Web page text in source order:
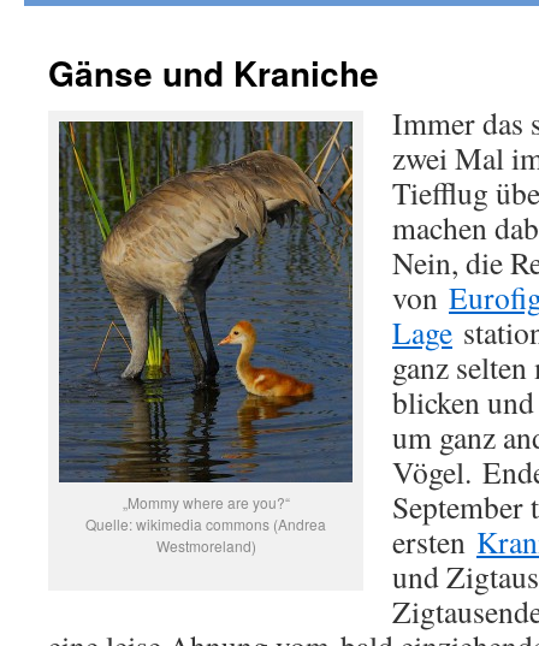
Gänse und Kraniche
„Mommy where are you?“
Quelle: wikimedia commons (Andrea
Westmoreland)
Immer das
zwei Mal
Tiefflug
machen
Nein, die
von
Lage
ganz
blicken
um ganz
Vögel.
September
ersten
und